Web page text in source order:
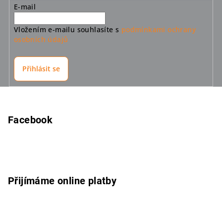
E-mail
Vložením e-mailu souhlasíte s podmínkami ochrany
osobních údajů
Přihlásit se
Facebook
Přijímáme online platby